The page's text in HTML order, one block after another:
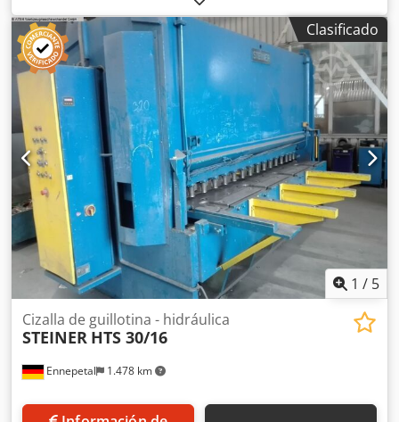
Clasificado
1 / 5
Ennepetal 1.478 km
Cizalla de guillotina - hidráulica
STEINER HTS 30/16